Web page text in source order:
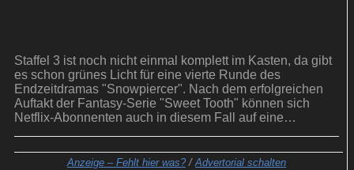
Staffel 3 ist noch nicht einmal komplett im Kasten, da gibt
es schon grünes Licht für eine vierte Runde des
Endzeitdramas "Snowpiercer". Nach dem erfolgreichen
Auftakt der Fantasy-Serie "Sweet Tooth" können sich
Netflix-Abonnenten auch in diesem Fall auf eine
Anzeige – Fehlt hier was? /Advertorial schalten